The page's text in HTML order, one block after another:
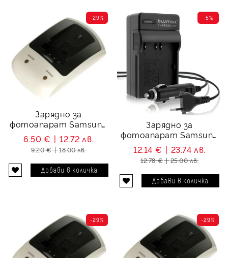
Зарядно за
фотоапарат Samsung
SLB-07A
-29%
6.50 € 12.72 лв.
9.20 € 18.00 лв.
Зарядно за
фотоапарат Samsung
SLB-1674
-5%
12.14 € 23.74 лв.
12.78 € 25.00 лв.
-29% -29%